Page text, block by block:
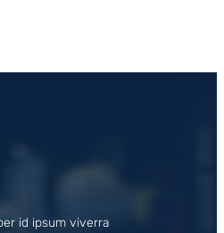
id ipsum viverra